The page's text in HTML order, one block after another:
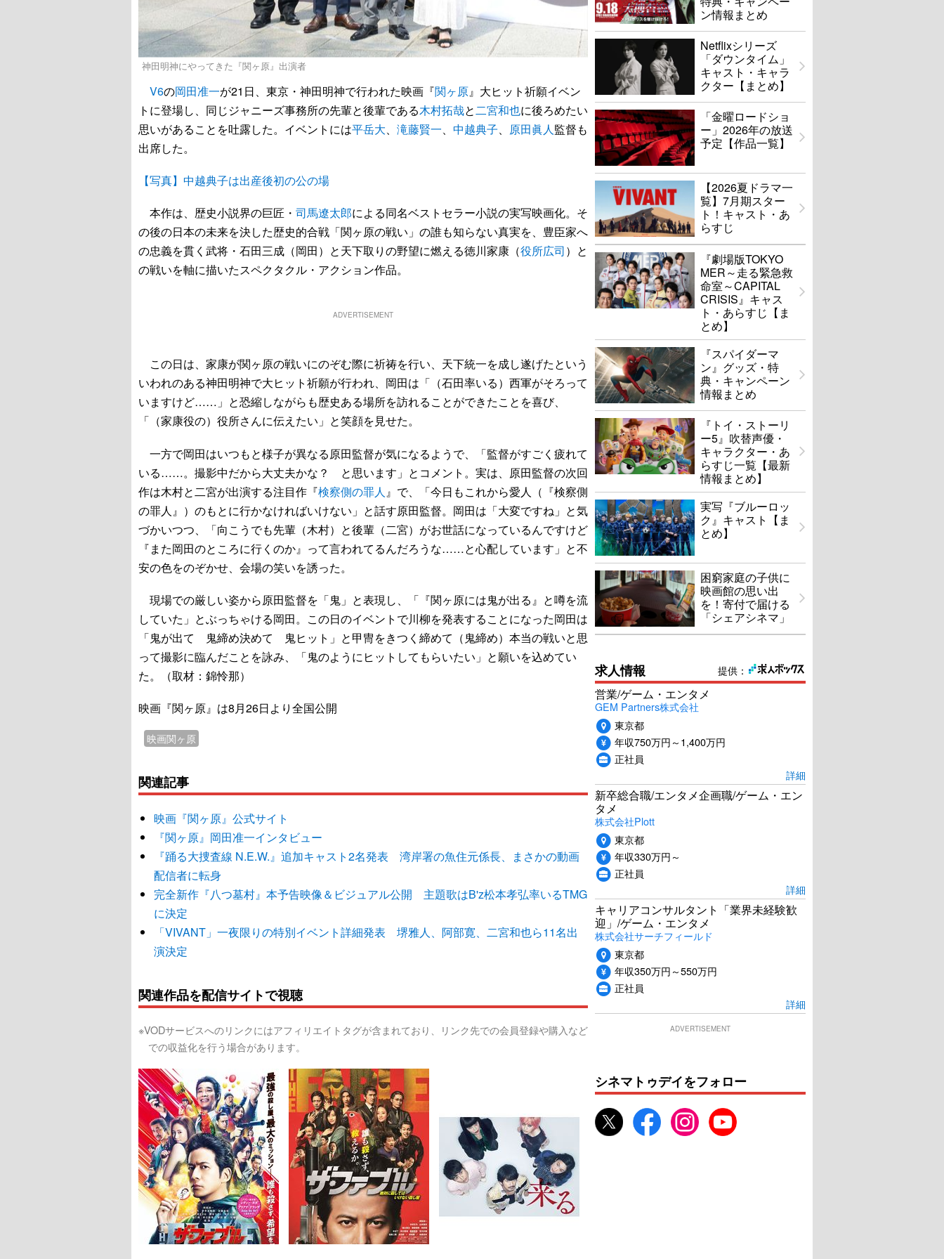
神田明神にやってきた『関ヶ原』出演者
V6の岡田准一が21日、東京・神田明神で行われた映画『関ヶ原』大ヒット祈願イベン
トに登場し、同じジャニーズ事務所の先輩と後輩である木村拓哉と二宮和也に後ろめたい
思いがあることを吐露した。イベントには平岳大、 滝藤賢一、 中越典子、 原田眞人監督も
出席した。
【写真】中越典子は出産後初の公の場
本作は、歴史小説界の巨匠・ 司馬遼太郎による同名ベストセラー小説の実写映画化。そ
の後の日本の未来を決した歴史的合戦「関ヶ原の戦い」の誰も知らない真実を、豊臣家へ
の忠義を貫く武将・石田三成（岡田）と天下取りの野望に燃える徳川家康（役所広司）と
の戦いを軸に描いたスペクタクル・アクション作品。
ADVERTISEMENT
この日は、家康が関ヶ原の戦いにのぞむ際に祈祷を行い、天下統一を成し遂げたという
いわれのある神田明神で大ヒット祈願が行われ、岡田は「（石田率いる）西軍がそろって
いますけど……」と恐縮しながらも歴史ある場所を訪れることができたことを喜び、
「（家康役の）役所さんに伝えたい」と笑顔を見せた。
一方で岡田はいつもと様子が異なる原田監督が気になるようで、「監督がすごく疲れて
いる……。撮影中だから大丈夫かな？ と思います」とコメント。実は、原田監督の次回
作は木村と二宮が出演する注目作『検察側の罪人 』で、「今日もこれから愛人（『検察側
の罪人』）のもとに行かなければいけない」と話す原田監督。岡田は「大変ですね」と気
づかいつつ、「向こうでも先輩（木村）と後輩（二宮）がお世話になっているんですけど
『また岡田のところに行くのか』って言われてるんだろうな……と心配しています」と不
安の色をのぞかせ、会場の笑いを誘った。
現場での厳しい姿から原田監督を「鬼」と表現し、「『関ヶ原には鬼が出る』と噂を流
していた」とぶっちゃける岡田。この日のイベントで川柳を発表することになった岡田は
「鬼が出て 鬼締め決めて 鬼ヒット」と甲冑をきつく締めて（鬼締め）本当の戦いと思
って撮影に臨んだことを詠み、「鬼のようにヒットしてもらいたい」と願いを込めてい
た。（取材：錦怜那）
映画『関ヶ原』は8月26日より全国公開
映画関ヶ原
関連記事
映画『関ヶ原』公式サイト
『関ヶ原』岡田准一インタビュー
『踊る大捜査線 N.E.W.』追加キャスト2名発表 湾岸署の魚住元係長、まさかの動画
配信者に転身
完全新作『八つ墓村』本予告映像＆ビジュアル公開 主題歌はB'z松本孝弘率いるTMG
に決定
「VIVANT」一夜限りの特別イベント詳細発表 堺雅人、阿部寛、二宮和也ら11名出
演決定
関連作品を配信サイトで視聴
※VODサービスへのリンクにはアフィリエイトタグが含まれており、リンク先での会員登録や購入など
での収益化を行う場合があります。
ン情報まとめ
Netflixシリーズ
「ダウンタイム」
キャスト・キャラ
クター【まとめ】
「金曜ロードショ
ー」2026年の放送
予定【作品一覧】
【2026夏ドラマ一
覧】7月期スター
ト！キャスト・あ
らすじ
『劇場版TOKYO
MER～走る緊急救
命室～CAPITAL
CRISIS』キャス
ト・あらすじ【ま
とめ】
『スパイダーマ
ン』グッズ・特
典・キャンペーン
情報まとめ
『トイ・ストーリ
ー5』吹替声優・
キャラクター・あ
らすじ一覧【最新
情報まとめ】
実写『ブルーロッ
ク』キャスト【ま
とめ】
困窮家庭の子供に
映画館の思い出
を！寄付で届ける
「シェアシネマ」
提供：
求人情報
営業/ゲーム・エンタメ
GEM Partners株式会社
東京都
年収750万円～1,400万円
正社員
詳細
新卒総合職/エンタメ企画職/ゲーム・エン
タメ
株式会社Plott
東京都
年収330万円～
正社員
詳細
キャリアコンサルタント「業界未経験歓
迎」/ゲーム・エンタメ
株式会社サーチフィールド
東京都
年収350万円～550万円
正社員
詳細
ADVERTISEMENT
シネマトゥデイをフォロー